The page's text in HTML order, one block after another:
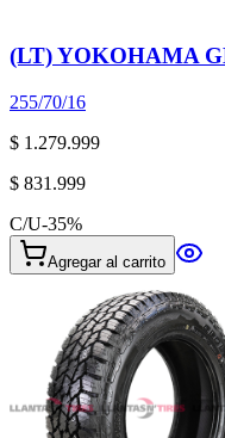
(LT) YOKOHAMA
255/70/16
$ 1.279.999
$ 831.999
C/U-35%
Agregar al carrito